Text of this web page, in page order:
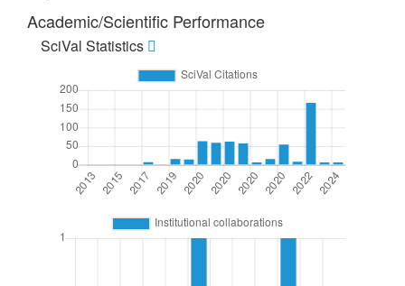
Academic/Scientific Performance
SciVal Statistics